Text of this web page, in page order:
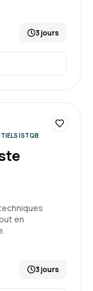
3 jours
ISTQB
en
3 jours